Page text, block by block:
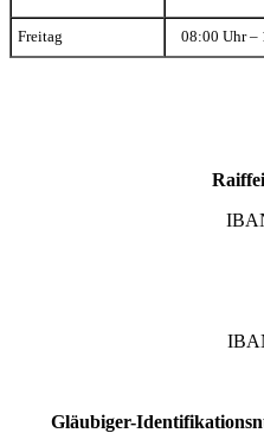
Freitag 08:00 Uhr –
Gläubiger-